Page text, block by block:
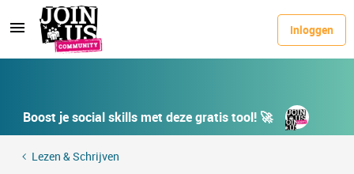
Inloggen
Boost je social skills met deze gratis tool! 🚀
Lezen & Schrijven